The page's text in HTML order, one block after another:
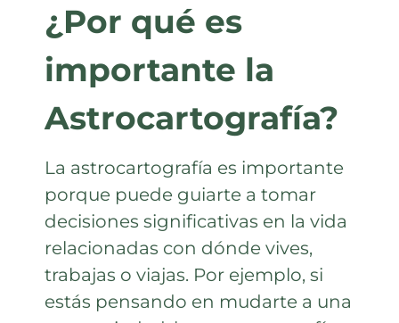
¿Por qué es
importante la
Astrocartografía?
La astrocartografía es importante
porque puede guiarte a tomar
decisiones significativas en la vida
relacionadas con dónde vives,
trabajas o viajas. Por ejemplo, si
estás pensando en mudarte a una